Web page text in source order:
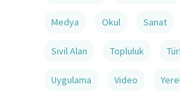
Medya Okul Sanat
Sivil Alan Topluluk
Uygulama Video